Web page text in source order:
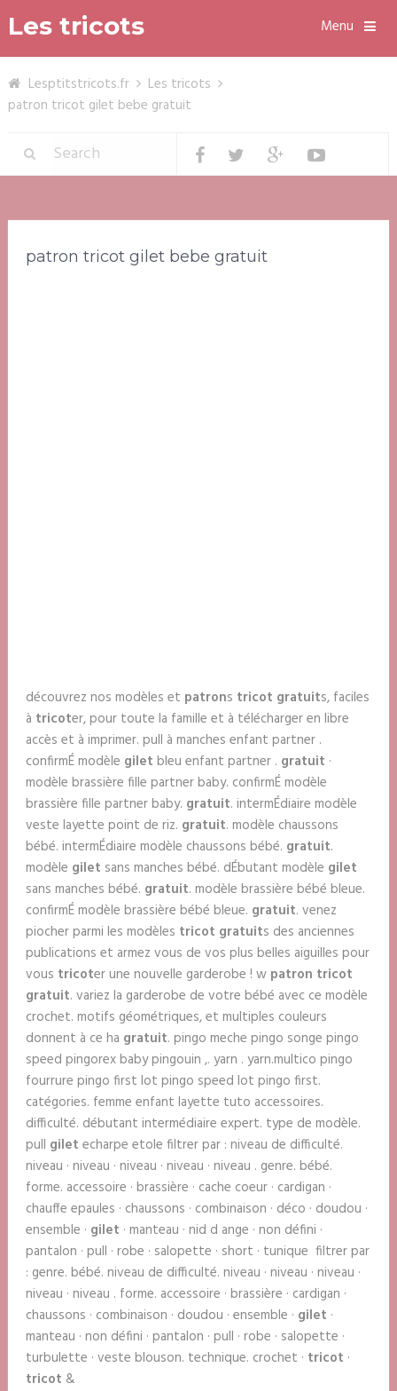
Les tricots Menu
Lesptitstricots.fr
Les tricots
patron tricot gilet bebe gratuit
patron tricot gilet bebe gratuit
découvrez nos modèles et patrons tricot gratuits, faciles
à tricoter, pour toute la famille et à télécharger en libre
accès et à imprimer. pull à manches enfant partner .
confirmÉ modèle gilet bleu enfant partner . gratuit ·
modèle brassière fille partner baby. confirmÉ modèle
brassière fille partner baby. gratuit. intermÉdiaire modèle
veste layette point de riz. gratuit. modèle chaussons
bébé. intermÉdiaire modèle chaussons bébé. gratuit.
modèle gilet sans manches bébé. dÉbutant modèle gilet
sans manches bébé. gratuit. modèle brassière bébé bleue.
confirmÉ modèle brassière bébé bleue. gratuit. venez
piocher parmi les modèles tricot gratuits des anciennes
publications et armez vous de vos plus belles aiguilles pour
vous tricoter une nouvelle garderobe ! w patron tricot
gratuit. variez la garderobe de votre bébé avec ce modèle
crochet. motifs géométriques, et multiples couleurs
donnent à ce ha gratuit. pingo meche pingo songe pingo
speed pingorex baby pingouin ,. yarn . yarn.multico pingo
fourrure pingo first lot pingo speed lot pingo first.
catégories. femme enfant layette tuto accessoires.
difficulté. débutant intermédiaire expert. type de modèle.
pull gilet echarpe etole filtrer par : niveau de difficulté.
niveau · niveau · niveau · niveau · niveau . genre. bébé.
forme. accessoire · brassière · cache coeur · cardigan ·
chauffe epaules · chaussons · combinaison · déco · doudou ·
ensemble · gilet · manteau · nid d ange · non défini ·
pantalon · pull · robe · salopette · short · tunique filtrer par
: genre. bébé. niveau de difficulté. niveau · niveau · niveau ·
niveau · niveau . forme. accessoire · brassière · cardigan ·
chaussons · combinaison · doudou · ensemble · gilet ·
manteau · non défini · pantalon · pull · robe · salopette ·
turbulette · veste blouson. technique. crochet · tricot ·
tricot &